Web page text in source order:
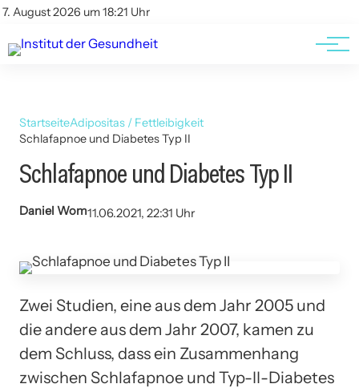
7. August 2026 um 18:21 Uhr
Kontakt
Kontakt
AGBs
StartseiteAdipositas / Fettleibigkeit
Schlafapnoe und Diabetes Typ II
Schlafapnoe und Diabetes Typ II
Daniel Wom11.06.2021, 22:31 Uhr
Zwei Studien, eine aus dem Jahr 2005 und
die andere aus dem Jahr 2007, kamen zu
dem Schluss, dass ein Zusammenhang
zwischen Schlafapnoe und Typ-II-Diabetes